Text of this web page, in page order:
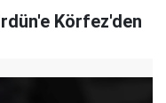
Körfez'den